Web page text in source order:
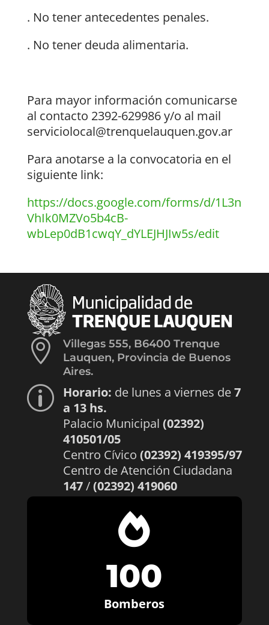
. No tener antecedentes penales.
. No tener deuda alimentaria.
Para mayor información comunicarse
al contacto 2392-629986 y/o al mail
serviciolocal@trenquelauquen.gov.ar
Para anotarse a la convocatoria en el
siguiente link:
https://docs.google.com/forms/d/1L3n
VhIk0MZVo5b4cB-
wbLep0dB1cwqY_dYLEJHJIw5s/edit

Villegas 555, B6400 Trenque
Lauquen, Provincia de Buenos
Aires.
p Horario: de lunes a viernes de7
a 13 hs.
Palacio Municipal (02392)
410501/05
Centro Cívico (02392) 419395/97
Centro de Atención Ciudadana
147/(02392) 419060

100
Bomberos